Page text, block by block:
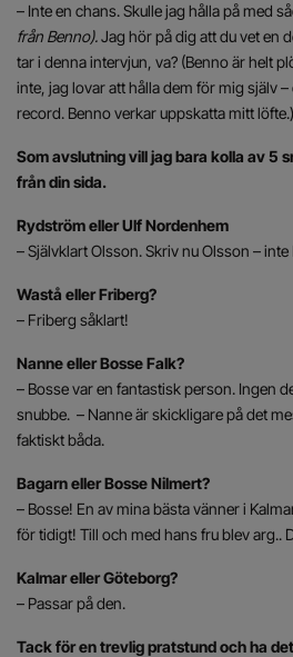
– Inte en chans. Skulle jag hålla på med
från Benno).Jag hör på dig att du vet en
tar i denna intervjun, va? (Benno är helt
inte, jag lovar att hålla dem för mig själv
record. Benno verkar uppskatta mitt löfte.)
Som avslutning vill jag bara kolla av 5
från din sida.
Rydström eller Ulf Nordenhem
– Självklart Olsson. Skriv nu Olsson –
Wastå eller Friberg?
– Friberg såklart!
Nanne eller Bosse Falk?
– Bosse var en fantastisk person. Ingen
snubbe. – Nanne är skickligare på det
faktiskt båda.
Bagarn eller Bosse Nilmert?
– Bosse! En av mina bästa vänner i
för tidigt! Till och med hans fru blev arg..
Kalmar eller Göteborg?
– Passar på den.
Tack för en trevlig pratstund och ha